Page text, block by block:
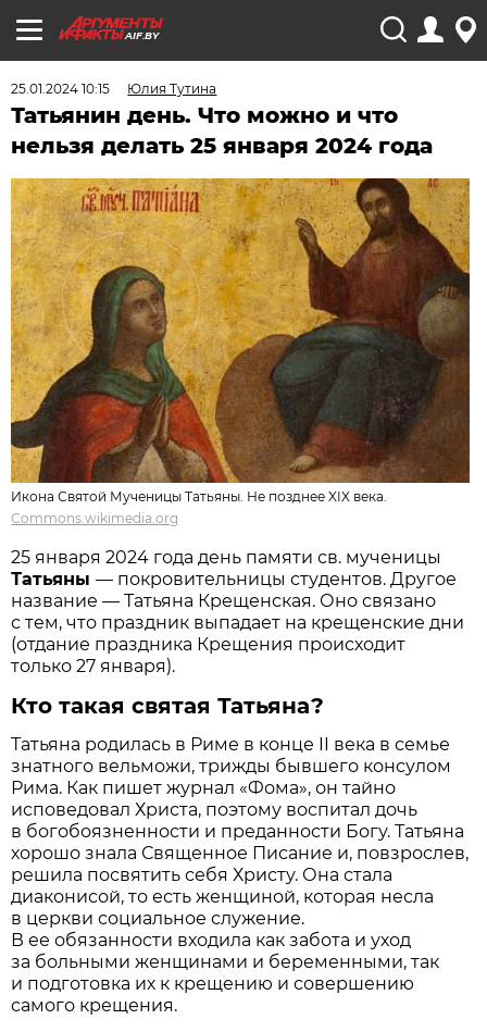
AIF.BY
25.01.2024 10:15 Юлия Тутина
Татьянин день. Что можно и что
нельзя делать 25 января 2024 года
Икона Святой Мученицы Татьяны. Не позднее XIX века.
Commons.wikimedia.org
25 января 2024 года день памяти св. мученицы
Татьяны— покровительницы студентов. Другое
название — Татьяна Крещенская. Оно связано
с тем, что праздник выпадает на крещенские дни
(отдание праздника Крещения происходит
только 27 января).
Кто такая святая Татьяна?
Татьяна родилась в Риме в конце II века в семье
знатного вельможи, трижды бывшего консулом
Рима. Как пишет журнал «Фома», он тайно
исповедовал Христа, поэтому воспитал дочь
в богобоязненности и преданности Богу. Татьяна
хорошо знала Священное Писание и, повзрослев,
решила посвятить себя Христу. Она стала
диаконисой, то есть женщиной, которая несла
в церкви социальное служение.
В ее обязанности входила как забота и уход
за больными женщинами и беременными, так
и подготовка их к крещению и совершению
самого крещения.